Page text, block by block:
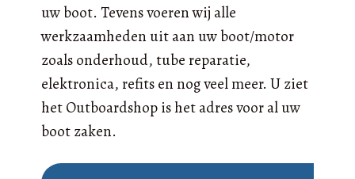
uw boot. Tevens voeren wij alle
werkzaamheden uit aan uw boot/motor
zoals onderhoud, tube reparatie,
elektronica, refits en nog veel meer. U ziet
het Outboardshop is het adres voor al uw
boot zaken.